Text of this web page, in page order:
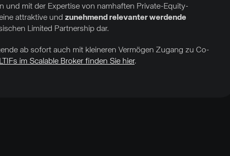
und mit der Expertise von namhaften Private-Equity-
attraktive und zunehmend relevanter werdende
Limited Partnership dar.
ab sofort auch mit kleineren Vermögen Zugang zu Co-
im Scalable Broker finden Sie hier.